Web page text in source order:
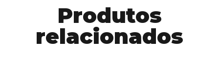
Produtos
relacionados